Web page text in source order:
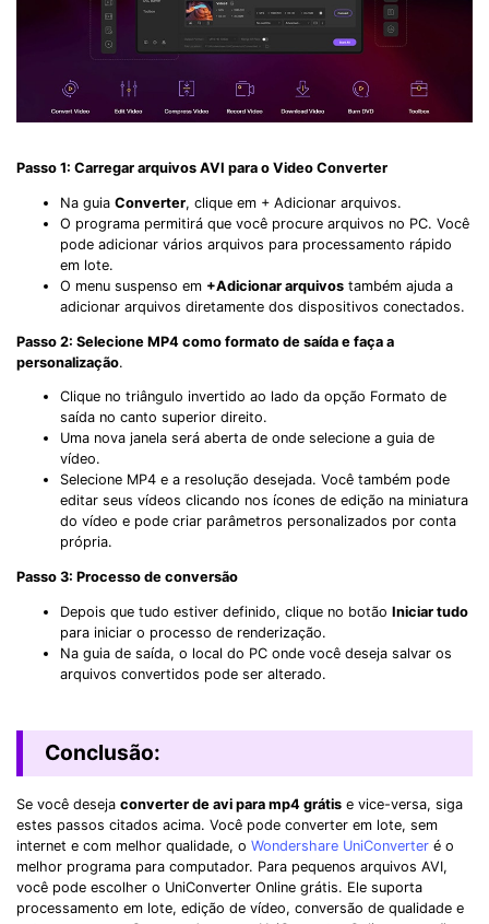
Passo 1: Carregar arquivos AVI para o Video Converter
Na guia Converter, clique em + Adicionar arquivos.
O programa permitirá que você procure arquivos no PC. Você
pode adicionar vários arquivos para processamento rápido
em lote.
O menu suspenso em +Adicionar arquivos também ajuda a
adicionar arquivos diretamente dos dispositivos conectados.
Passo 2: Selecione MP4 como formato de saída e faça a
personalização.
Clique no triângulo invertido ao lado da opção Formato de
saída no canto superior direito.
Uma nova janela será aberta de onde selecione a guia de
vídeo.
Selecione MP4 e a resolução desejada. Você também pode
editar seus vídeos clicando nos ícones de edição na miniatura
do vídeo e pode criar parâmetros personalizados por conta
própria.
Passo 3: Processo de conversão
Depois que tudo estiver definido, clique no botão Iniciar tudo
para iniciar o processo de renderização.
Na guia de saída, o local do PC onde você deseja salvar os
arquivos convertidos pode ser alterado.
Conclusão:
Se você deseja converter de avi para mp4 grátis e vice-versa, siga
estes passos citados acima. Você pode converter em lote, sem
internet e com melhor qualidade, o Wondershare UniConverter é o
melhor programa para computador. Para pequenos arquivos AVI,
você pode escolher o UniConverter Online grátis. Ele suporta
processamento em lote, edição de vídeo, conversão de qualidade e